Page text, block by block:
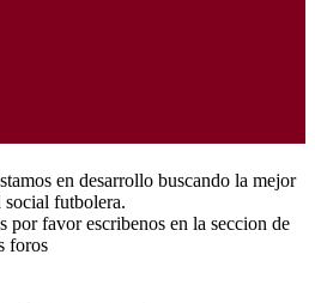
en desarrollo buscando la mejor
social futbolera.
por favor escribenos en la seccion de
foros